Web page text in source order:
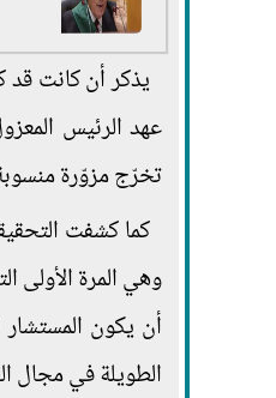
عهد الرئيس
تخرّج مزوّرة
وهي المرة الأولى
أن يكون
الطويلة في مجال